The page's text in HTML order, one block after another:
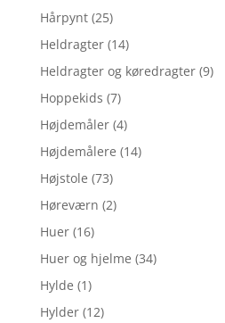
Hårpynt (25)
Heldragter (14)
Heldragter og køredragter (9)
Hoppekids (7)
Højdemåler (4)
Højdemålere (14)
Højstole (73)
Høreværn (2)
Huer (16)
Huer og hjelme (34)
Hylde (1)
Hylder (12)